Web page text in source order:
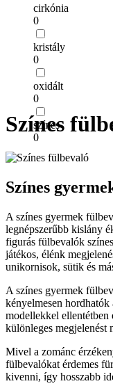
cirkónia
0
kristály
0
oxidált
0
színes
0
Színes
Színes
A színes gyermek
legnépszerűbb kislány
figurás fülbevalók
játékos, élénk
unikornisok, sütik és
A színes gyermek
kényelmesen
modellekkel ellentétben
különleges megjelenést
Mivel a zománc
fülbevalókat érdemes
kivenni, így hosszabb